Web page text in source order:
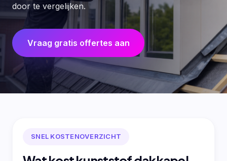
door te vergelijken.
Vraag gratis offertes aan
SNEL KOSTENOVERZICHT